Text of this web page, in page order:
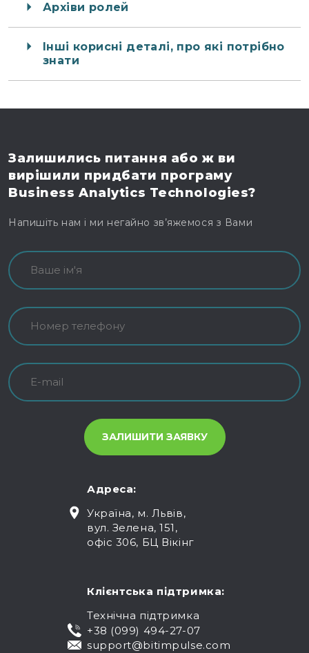
Архіви ролей
Інші корисні деталі, про які потрібно
знати
Залишились питання або ж ви
вирішили придбати програму
Business Analytics Technologies?
Напишіть нам і ми негайно зв’яжемося з Вами
Адреса:
Україна, м. Львів,
вул. Зелена, 151,
офіс 306, БЦ Вікінг
Клієнтська підтримка:
Технічна підтримка
+38 (099) 494-27-07
support@bitimpulse.com